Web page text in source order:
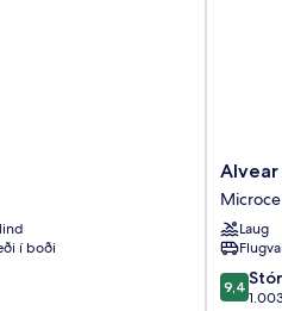
í boði
Alvear
Art
Hotel
Laug
9.4
af
9,4